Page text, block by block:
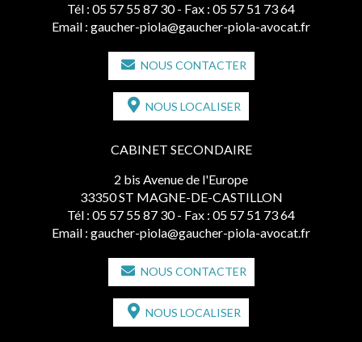
Tél : 05 57 55 87 30 - Fax : 05 57 51 73 64
Email : gaucher-piola@gaucher-piola-avocat.fr
NOUS CONTACTER
NOUS LOCALISER
CABINET SECONDAIRE
2 bis Avenue de l'Europe
33350 ST MAGNE-DE-CASTILLON
Tél : 05 57 55 87 30 - Fax : 05 57 51 73 64
Email : gaucher-piola@gaucher-piola-avocat.fr
NOUS CONTACTER
NOUS LOCALISER